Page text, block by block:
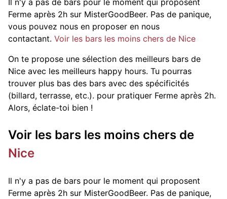
Il n'y a pas de bars pour le moment qui proposent
Ferme après 2h sur MisterGoodBeer. Pas de panique,
vous pouvez nous en proposer en nous
contactant. Voir les bars les moins chers de Nice
On te propose une sélection des meilleurs bars de
Nice avec les meilleurs happy hours. Tu pourras
trouver plus bas des bars avec des spécificités
(billard, terrasse, etc.). pour pratiquer Ferme après 2h.
Alors, éclate-toi bien !
Voir les bars les moins chers de
Nice
Il n'y a pas de bars pour le moment qui proposent
Ferme après 2h sur MisterGoodBeer. Pas de panique,